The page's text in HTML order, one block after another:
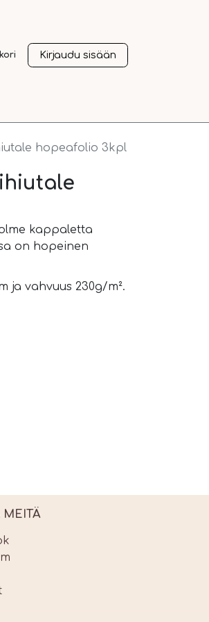
Kirjaudu sisään
hopeafolio 3kpl
kappaletta
on hopeinen
ja vahvuus 230g/m².
MEITÄ